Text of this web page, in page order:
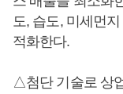
도, 습도, 미세먼
적화한다.
△첨단 기술로 상